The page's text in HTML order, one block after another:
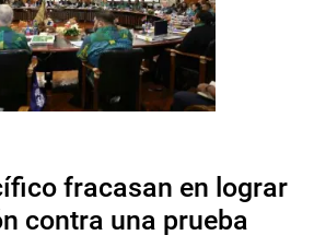
fracasan en lograr
contra una prueba